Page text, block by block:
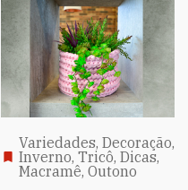
Variedades, Decoração,
Inverno, Tricô, Dicas,
Macramê, Outono